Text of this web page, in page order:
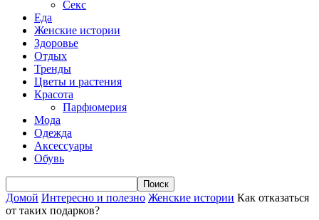
Секс
Еда
Женские истории
Здоровье
Отдых
Тренды
Цветы и растения
Красота
Парфюмерия
Мода
Одежда
Аксессуары
Обувь
Домой Интересно и полезно Женские истории Как отказаться
от таких подарков?